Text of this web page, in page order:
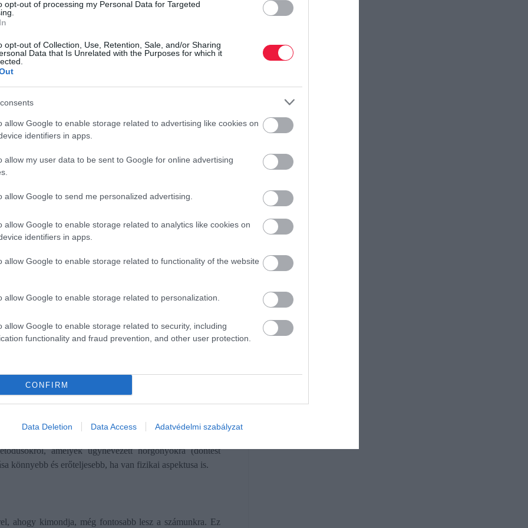
opt-out of processing my Personal Data for Targeted
opt-out of Collection, Use, Retention, Sale, and/or Sharing
Data that Is Unrelated with the Purposes for which it
allow Google to enable storage related to advertising like cookies on
identifiers in apps.
allow my user data to be sent to Google for online advertising
allow Google to send me personalized advertising.
allow Google to enable storage related to analytics like cookies on
identifiers in apps.
allow Google to enable storage related to functionality of the website
allow Google to enable storage related to personalization.
allow Google to enable storage related to security, including
functionality and fraud prevention, and other user protection.
CONFIRM
Data Deletion Data Access Adatvédelmi szabályzat
követő egy-két percen belül valamilyen formában
hogy
szereti biztonságban tudni a tudatalatti.
kimész a mosdóba, ezzel elhagyva az asztalt, vagy
amelyek mosolyt csalnak a szádra. Ha olyasmiről
eseményről számol be, az ekkor végzett érintés
kulcsfontosságú a lezárás alatt. Nem csak azért,
hanem hogy a felépített raportot pozitív érzésekkel
amelyek úgynevezett horgonyokra (döntést
könnyebb és erőteljesebb, ha van fizikai aspektusa is.
ahogy kimondja, még fontosabb lesz a számunkra. Ez